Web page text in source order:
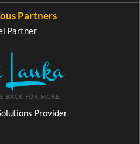
Partners
Partner
Provider